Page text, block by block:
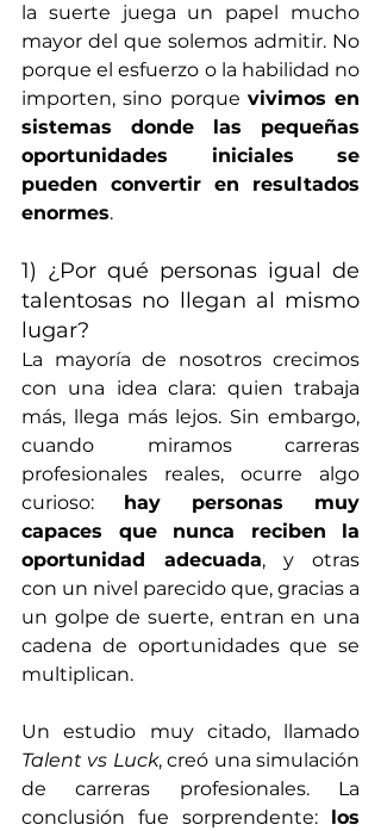
la suerte juega un papel mucho
mayor del que solemos admitir. No
porque el esfuerzo o la habilidad no
importen, sino porque vivimos en
sistemas donde las pequeñas
oportunidades iniciales se
pueden convertir en resultados
enormes.
1) ¿Por qué personas igual de
talentosas no llegan al mismo
lugar?
La mayoría de nosotros crecimos
con una idea clara: quien trabaja
más, llega más lejos. Sin embargo,
cuando miramos carreras
profesionales reales, ocurre algo
curioso: hay personas muy
capaces que nunca reciben la
oportunidad adecuada, y otras
con un nivel parecido que, gracias a
un golpe de suerte, entran en una
cadena de oportunidades que se
multiplican.
Talent vs Luck, creó una simulación
de carreras profesionales. La
conclusión fue sorprendente: los